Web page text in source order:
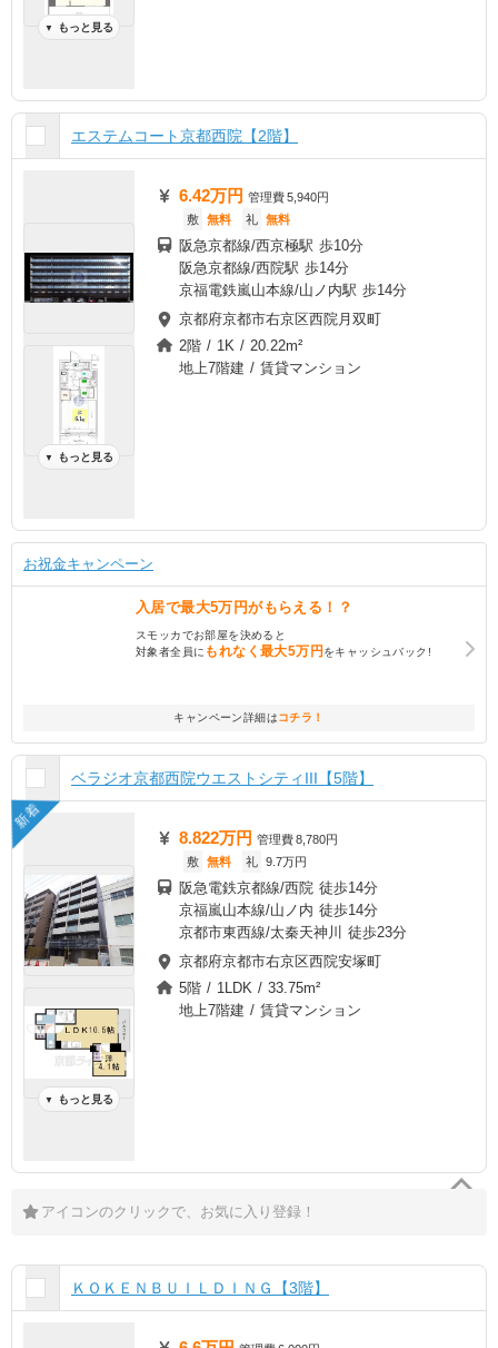
▼ もっと見る
エステムコート京都西院【2階】
▼ もっと見る
6.42万円 管理費5,940円
敷 無料 礼 無料
阪急京都線/西京極駅 歩10分
阪急京都線/西院駅 歩14分
京福電鉄嵐山本線/山ノ内駅 歩14分
京都府京都市右京区西院月双町
2階 / 1K / 20.22m²
地上7階建 / 賃貸マンション
お祝金キャンペーン
入居で最大5万円がもらえる！？
スモッカでお部屋を決めると
対象者全員に もれなく最大5万円 をキャッシュバック!
キャンペーン詳細はコチラ！
ベラジオ京都西院ウエストシティIII【5階】
新着
▼ もっと見る
8.822万円 管理費8,780円
敷 無料 礼 9.7万円
阪急電鉄京都線/西院 徒歩14分
京福嵐山本線/山ノ内 徒歩14分
京都市東西線/太秦天神川 徒歩23分
京都府京都市右京区西院安塚町
5階 / 1LDK / 33.75m²
地上7階建 / 賃貸マンション
アイコンのクリックで、お気に入り登録！
ＫＯＫＥＮＢＵＩＬＤＩＮＧ【3階】